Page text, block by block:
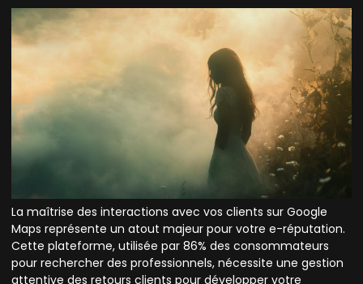
La maîtrise des interactions avec vos clients sur Google
Maps représente un atout majeur pour votre e-réputation.
Cette plateforme, utilisée par 86% des consommateurs
pour rechercher des professionnels, nécessite une gestion
attentive des retours clients pour développer votre